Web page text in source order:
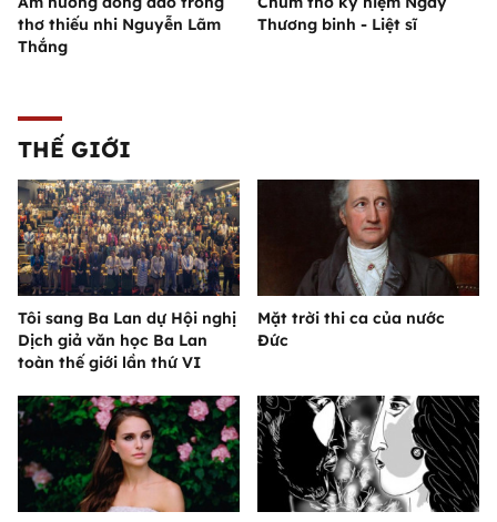
thơ thiếu nhi Nguyễn Lãm
Thắng
Thương binh - Liệt sĩ
THẾ GIỚI
Tôi sang Ba Lan dự Hội nghị
Dịch giả văn học Ba Lan
toàn thế giới lần thứ VI
Mặt trời thi ca của nước
Đức